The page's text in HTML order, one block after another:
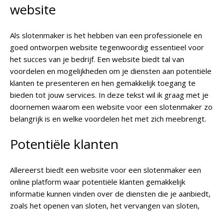
website
Als slotenmaker is het hebben van een professionele en
goed ontworpen website tegenwoordig essentieel voor
het succes van je bedrijf. Een website biedt tal van
voordelen en mogelijkheden om je diensten aan potentiële
klanten te presenteren en hen gemakkelijk toegang te
bieden tot jouw services. In deze tekst wil ik graag met je
doornemen waarom een website voor een slotenmaker zo
belangrijk is en welke voordelen het met zich meebrengt.
Potentiële klanten
Allereerst biedt een website voor een slotenmaker een
online platform waar potentiële klanten gemakkelijk
informatie kunnen vinden over de diensten die je aanbiedt,
zoals het openen van sloten, het vervangen van sloten,